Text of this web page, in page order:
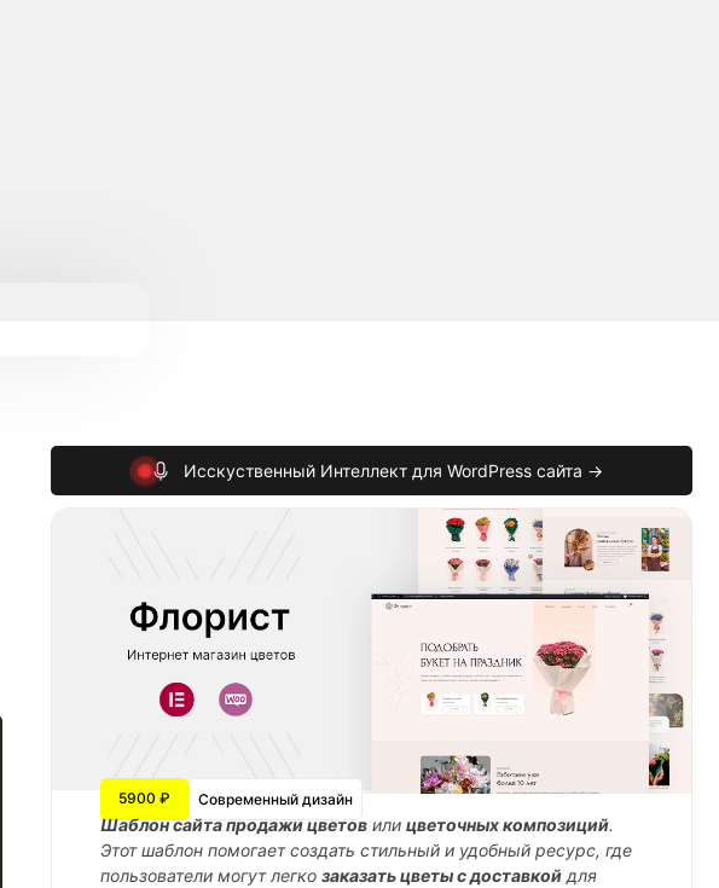
Исскуственный Интеллект для WordPress сайта →
5900 ₽ Современный дизайн
Шаблон сайта продажи цветов илицветочных композиций.
Этот шаблон помогает создать стильный и удобный ресурс, где
пользователи могут легкозаказать цветы с доставкойдля